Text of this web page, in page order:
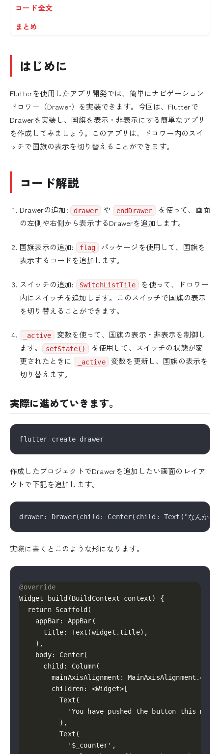
コード全文
まとめ
はじめに
Flutterを使用したアプリ開発では、簡単にナビゲーション
ドロワー（Drawer）を実装できます。今回は、Flutterで
Drawerを実装し、国旗を表示・非表示にする簡単なアプリ
を作成してみましょう。このアプリは、ドロワー内のスイ
ッチで国旗の表示を切り替えることができます。
コード解説
Drawerの追加: drawer や endDrawer を使って、画面
の左側や右側から表示するDrawerを追加します。
国旗表示の追加: flag
パッケージを使用して、国旗を
表示するコードを追加します。
スイッチの追加: SwitchListTile
を使って、ドロワー
内にスイッチを追加します。このスイッチで国旗の表示
を切り替えることができます。
_active
変数を使って、国旗の表示・非表示を制御し
ます。
setState()
を使用して、スイッチの状態が変
更されたときに
_active 変数を更新し、国旗の表示を
切り替えます。
実際に進めていきます。
作成したプロジェクトでDrawerを追加したい画面のレイア
ウトで下記を追加します。
実際に書くとこのような形になります。